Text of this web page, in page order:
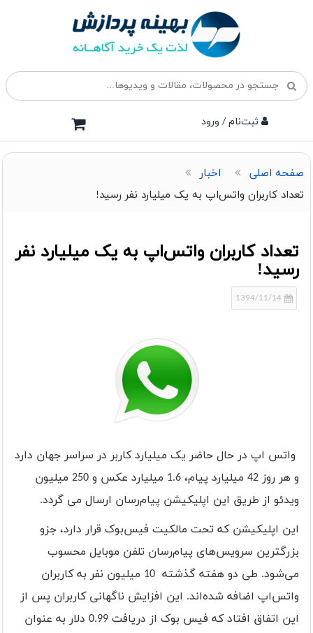
ثبت‌نام / ورود
صفحه اصلی
اخبار
تعداد کاربران واتس‌اپ به یک میلیارد نفر رسید!
تعداد کاربران واتس‌اپ به یک میلیارد نفر
رسید!
واتس اپ در حال حاضر یک میلیارد کاربر در سراسر جهان دارد
و هر روز 42 میلیارد پیام، 1.6 میلیارد عکس و 250 میلیون
ویدئو از طریق این اپلیکیشن پیام‌رسان ارسال می گردد.
این اپلیکیشن که تحت مالکیت فیس‌بوک قرار دارد، جزو
بزرگترین سرویس‌های پیام‌رسان تلفن موبایل محسوب
می‌شود. طی دو هفته گذشته 10 میلیون نفر به کاربران
واتس‌اپ اضافه شده‌اند. این افزایش ناگهانی کاربران پس از
این اتفاق افتاد که فیس بوک از دریافت 0.99 دلار به عنوان